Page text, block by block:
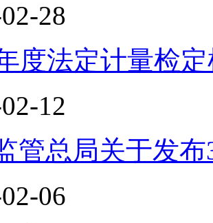
28
度法定计量检
12
管总局关于发
06